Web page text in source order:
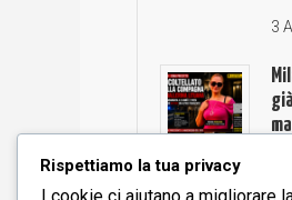
3
Rispettiamo la tua privacy